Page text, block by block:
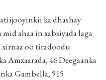
ka dhashay
ahaa in xabsiyada laga
xirnaa oo tiradoodu
Amxaarada, 46 Deegaanka
Gambella, 915